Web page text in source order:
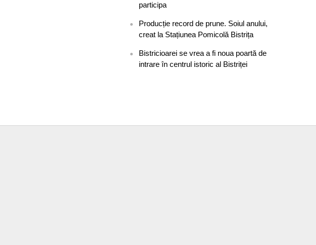
participa
Producție record de prune. Soiul anului,
creat la Stațiunea Pomicolă Bistrița
Bistricioarei se vrea a fi noua poartă de
intrare în centrul istoric al Bistriței